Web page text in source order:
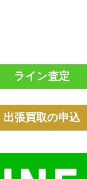
ライン査定
出張買取の申込